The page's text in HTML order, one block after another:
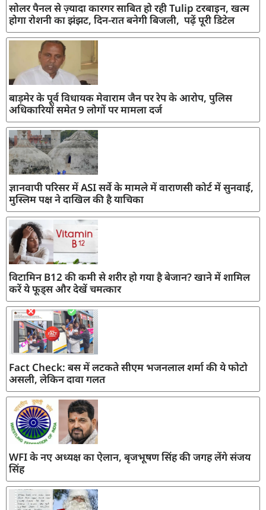
सोलर पैनल से ज़्यादा कारगर साबित हो रही Tulip टरबाइन, खत्म
होगा रोशनी का झंझट, दिन-रात बनेगी बिजली, पढ़ें पूरी डिटेल
बाड़मेर के पूर्व विधायक मेवाराम जैन पर रेप के आरोप, पुलिस
अधिकारियों समेत 9 लोगों पर मामला दर्ज
ज्ञानवापी परिसर में ASI सर्वे के मामले में वाराणसी कोर्ट में सुनवाई,
मुस्लिम पक्ष ने दाखिल की है याचिका
विटामिन B12 की कमी से शरीर हो गया है बेजान? खाने में शामिल
करें ये फूड्स और देखें चमत्कार
Fact Check: बस में लटकते सीएम भजनलाल शर्मा की ये फोटो
असली, लेकिन दावा गलत
WFI के नए अध्यक्ष का ऐलान, बृजभूषण सिंह की जगह लेंगे संजय
सिंह